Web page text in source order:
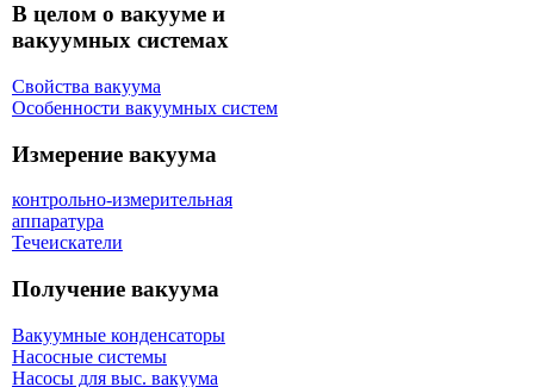
В целом о вакууме и
вакуумных системах
Свойства вакуума
Особенности вакуумных систем
Измерение вакуума
контрольно-измерительная
аппаратура
Течеискатели
Получение вакуума
Вакуумные конденсаторы
Насосные системы
Насосы для выс. вакуума